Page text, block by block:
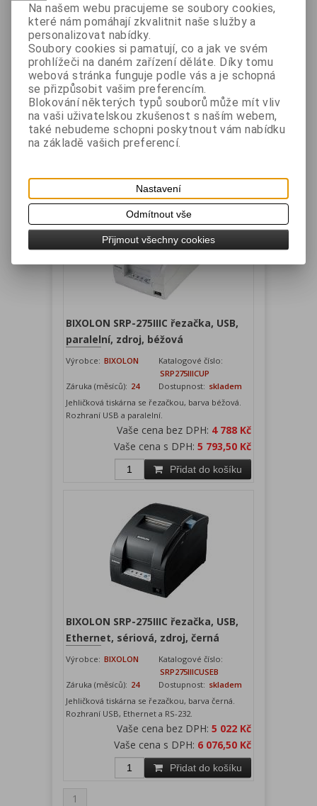
BIXOLON SRP-275IIIC řezačka, USB,
paralelní, zdroj, černá
Výrobce:BIXOLON
Katalogové číslo:
SRP275IIICUPB
Záruka (měsíců): 24 Dostupnost:
Jehličková tiskárna se řezačkou, barva černá.
Rozhraní USB a paralelní.
Vaše cena bez DPH:4 788 Kč
Vaše cena s DPH:
BIXOLON SRP-275IIIC řezačka, USB,
paralelní, zdroj, béžová
Výrobce: BIXOLON
Katalogové číslo:
SRP275IIICUP
Záruka (měsíců): 24 Dostupnost: skladem
Jehličková tiskárna se řezačkou, barva béžová.
Rozhraní USB a paralelní.
Vaše cena bez DPH: 4 788 Kč
Vaše cena s DPH: 5 793,50 Kč
Přidat do košíku
BIXOLON SRP-275IIIC řezačka, USB,
Ethernet, sériová, zdroj, černá
Výrobce: BIXOLON
Katalogové číslo:
SRP275IIICUSEB
Záruka (měsíců): 24 Dostupnost: skladem
Jehličková tiskárna se řezačkou, barva černá.
Rozhraní USB, Ethernet a RS-232.
Vaše cena bez DPH: 5 022 Kč
Vaše cena s DPH: 6 076,50 Kč
Přidat do košíku
1
Na našem webu pracujeme se soubory cookies,
které nám pomáhají zkvalitnit naše služby a
personalizovat nabídky.
Soubory cookies si pamatují, co a jak ve svém
prohlížeči na daném zařízení děláte. Díky tomu
webová stránka funguje podle vás a je schopná
se přizpůsobit vašim preferencím.
Blokování některých typů souborů může mít vliv
na vaši uživatelskou zkušenost s naším webem,
také nebudeme schopni poskytnout vám nabídku
na základě vašich preferencí.
Nastavení
Odmítnout vše
Přijmout všechny cookies